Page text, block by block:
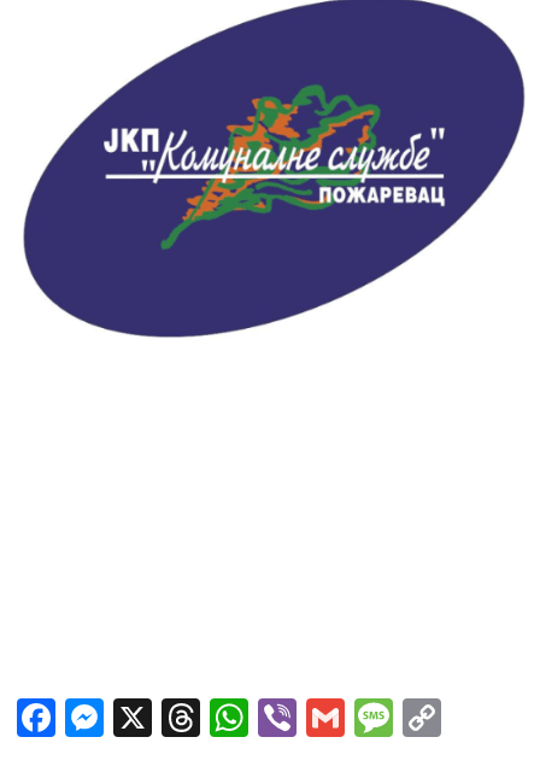
Facebook
Messenger
X Threads
WhatsApp
ViberGmail